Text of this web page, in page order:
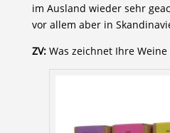
im Ausland wieder sehr
vor allem aber in
ZV: Was zeichnet Ihre Weine